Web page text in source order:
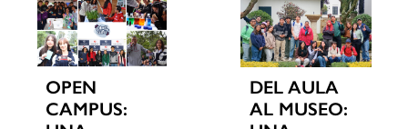
OPEN
CAMPUS:
DEL AULA
AL MUSEO: